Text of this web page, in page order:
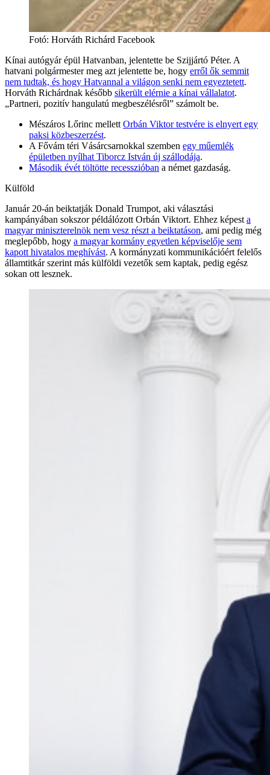
Fotó: Horváth Richárd Facebook
Kínai autógyár épül Hatvanban, jelentette be Szijjártó Péter. A
hatvani polgármester meg azt jelentette be, hogy erről ők semmit
nem tudtak, és hogy Hatvannal a világon senki nem egyeztetett.
Horváth Richárdnak később sikerült elérnie a kínai vállalatot.
„Partneri, pozitív hangulatú megbeszélésről” számolt be.
Mészáros Lőrinc mellett Orbán Viktor testvére is elnyert egy
paksi közbeszerzést.
A Fővám téri Vásárcsarnokkal szemben egy műemlék
épületben nyílhat Tiborcz István új szállodája.
Második évét töltötte recesszióban a német gazdaság.
Külföld
Január 20-án beiktatják Donald Trumpot, aki választási
kampányában sokszor példálózott Orbán Viktort. Ehhez képest a
magyar miniszterelnök nem vesz részt a beiktatáson, ami pedig még
meglepőbb, hogy a magyar kormány egyetlen képviselője sem
kapott hivatalos meghívást. A kormányzati kommunikációért felelős
államtitkár szerint más külföldi vezetők sem kaptak, pedig egész
sokan ott lesznek.